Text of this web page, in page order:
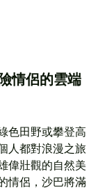
情侶的雲端
色田野或攀登高
人都對浪漫之旅
偉壯觀的自然美
情侶，沙巴將滿